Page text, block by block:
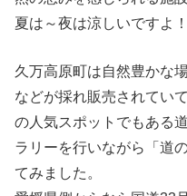
夏は～夜は涼しいですよ！
久万高原町は自然豊かな
などが採れ販売されてい
の人気スポットでもある
ラリーを行いながら「道
てみました。